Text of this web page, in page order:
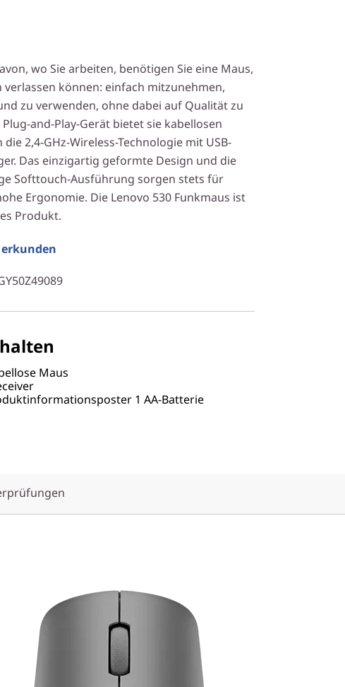
wo Sie arbeiten, benötigen Sie eine Maus,
verlassen können: einfach mitzunehmen,
zu verwenden, ohne dabei auf Qualität zu
and-Play-Gerät bietet sie kabellosen
2,4-GHz-Wireless-Technologie mit USB-
Das einzigartig geformte Design und die
Softtouch-Ausführung sorgen stets für
Ergonomie. Die Lenovo 530 Funkmaus ist
Produkt.
Maus
1 AA-Batterie